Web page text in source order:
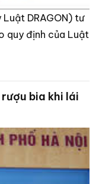
DRAGON) tư
quy định của Luật
bia khi lái